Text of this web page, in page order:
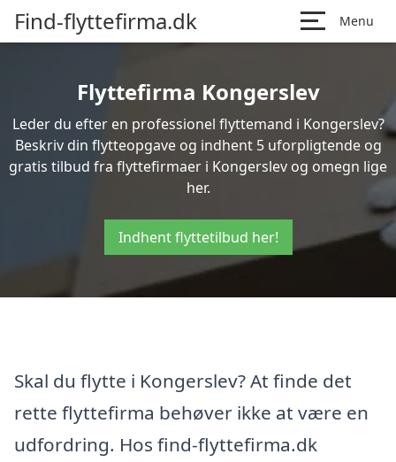
Find-flyttefirma.dk Menu
Flyttefirma Kongerslev
Leder du efter en professionel flyttemand i Kongerslev?
Beskriv din flytteopgave og indhent 5 uforpligtende og
gratis tilbud fra flyttefirmaer i Kongerslev og omegn lige
her.
Indhent flyttetilbud her!
Skal du flytte i Kongerslev? At finde det
rette flyttefirma behøver ikke at være en
udfordring. Hos find-flyttefirma.dk